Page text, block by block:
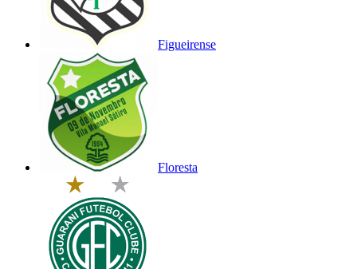
Figueirense
Floresta